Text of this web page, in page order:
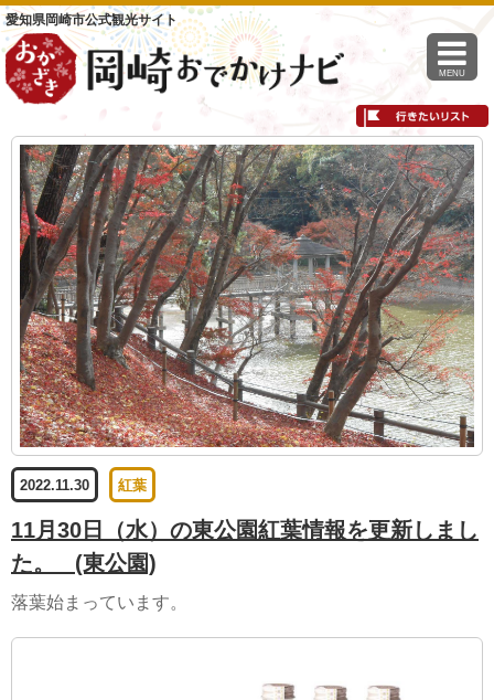
愛知県岡崎市公式観光サイト
MENU
2022.11.30 紅葉
11月30日（水）の東公園紅葉情報を更新しまし
た。 (東公園)
落葉始まっています。